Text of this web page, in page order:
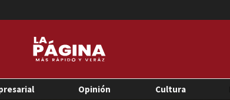
Opinión Cultura